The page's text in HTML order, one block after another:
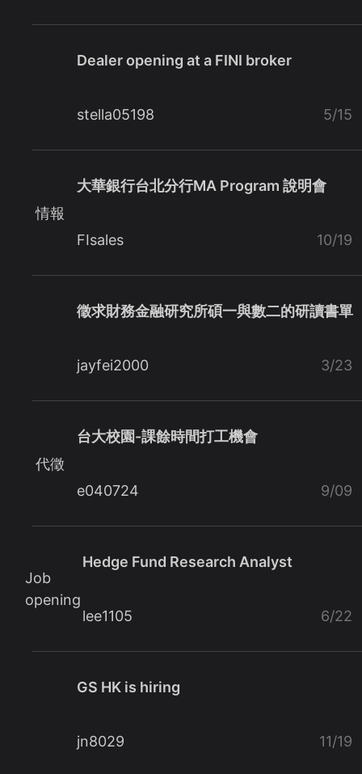
Dealer opening at a FINI broker
stella05198 5/15
情報
大華銀行台北分行MA Program 說明會
FIsales 10/19
徵求財務金融研究所碩一與數二的研讀書單
jayfei2000 3/23
代徵
台大校園-課餘時間打工機會
e040724 9/09
Job
opening
Hedge Fund Research Analyst
lee1105 6/22
GS HK is hiring
jn8029 11/19